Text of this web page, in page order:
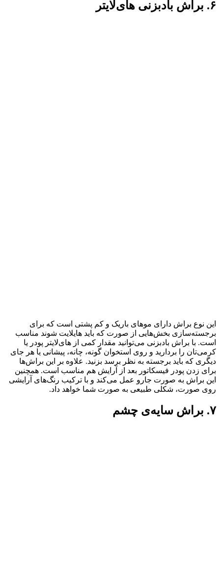
۶. براش بادبزنی های‌لایتر
این نوع براش دارای مو‌های باریک و کم پشتی است که برای
برجسته‌سازی بخش‌هایی از صورت که باید هایلایت شوند مناسب
است. با براش بادبزنی می‌توانید مقدار کمی از های‌لایتر پودر یا
کرمی‌تان را بردارید و روی استخوان گونه، چانه، پیشانی یا هر جای
دیگری که باید برجسته به نظر برسد بزنید. علاوه بر این براش‌ها
برای زدن پودر فیسکاتور بعد از آرایش هم مناسب است. همچنین
این براش به صورت جارو عمل می‌کند و با ترکیب رنگ‌های آرایشی
روی صورت، شکلی طبیعی به صورت شما خواهد داد.
۷. براش سایه‌ی چشم